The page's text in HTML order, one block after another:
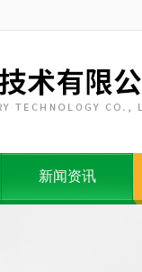
新闻资讯